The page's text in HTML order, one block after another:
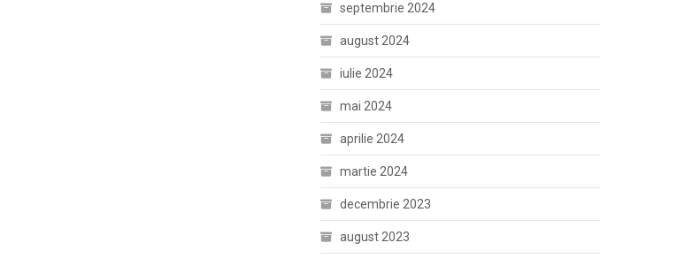
septembrie 2024
august 2024
iulie 2024
mai 2024
aprilie 2024
martie 2024
decembrie 2023
august 2023